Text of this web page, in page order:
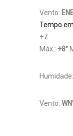
Vento:
Tempo
+7
Máx.: +8°
Humidade:
Vento: